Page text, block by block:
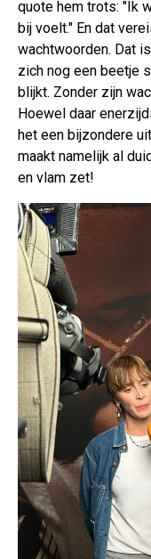
quote hem trots: "Ik
bij voelt." En dat
wachtwoorden. Dat
zich nog een beetje
blijkt. Zonder zijn
Hoewel daar
het een bijzondere
maakt namelijk al
en vlam zet!